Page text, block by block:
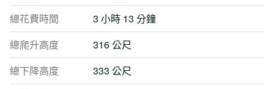
總花費時間
3 小時 13 分鐘
總爬升高度
316 公尺
總下降高度
333 公尺